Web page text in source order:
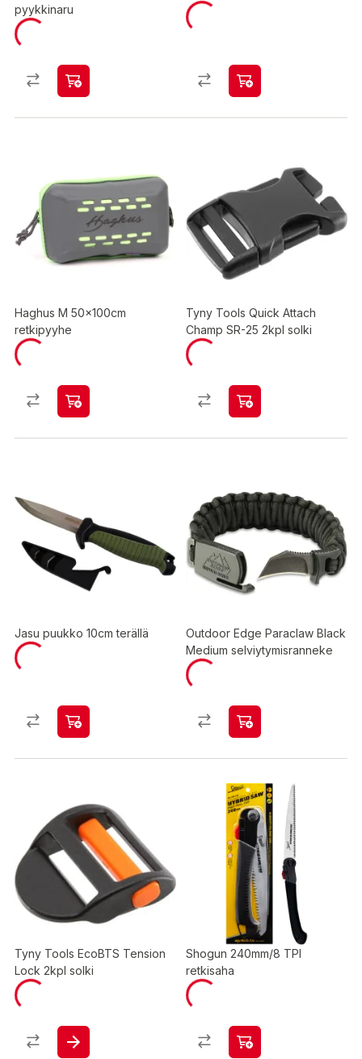
pyykkinaru
Haghus M 50x100cm
retkipyyhe
Tyny Tools Quick Attach
Champ SR-25 2kpl solki
Jasu puukko 10cm terällä
Outdoor Edge Paraclaw Black
Medium selviytymisranneke
Tyny Tools EcoBTS Tension
Lock 2kpl solki
Shogun 240mm/8 TPI
retkisaha